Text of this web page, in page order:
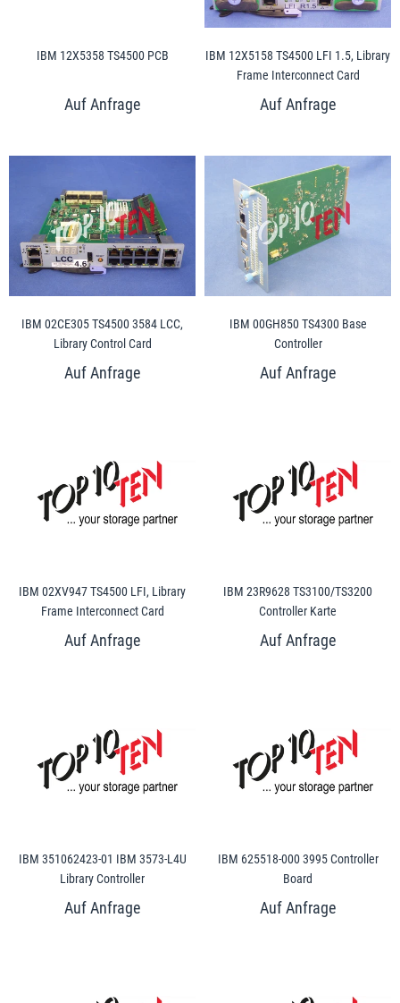
IBM 12X5358 TS4500 PCB
IBM 12X5158 TS4500 LFI 1.5, Library
Frame Interconnect Card
IBM 02CE305 TS4500 3584 LCC,
Library Control Card
IBM 00GH850 TS4300 Base
Controller
IBM 02XV947 TS4500 LFI, Library
Frame Interconnect Card
IBM 23R9628 TS3100/TS3200
Controller Karte
IBM 351062423-01 IBM 3573-L4U
Library Controller
IBM 625518-000 3995 Controller
Board